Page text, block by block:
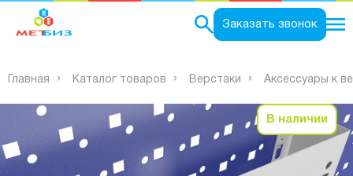
Заказать звонок
Главная Каталог товаров Верстаки Аксессуары к
В наличии